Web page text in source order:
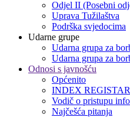
Odjel II (Posebni
Uprava Tužilaštva
Podrška svjedocima
Udarne grupe
Udarna grupa za
Udarna grupa za
Odnosi s javnošću
Općenito
INDEX REGISTAR
Vodič o pristupu
Najčešća pitanja